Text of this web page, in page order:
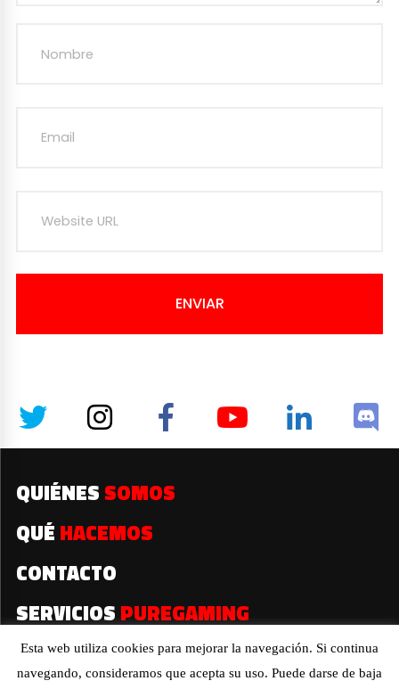
ENVIAR
QUIÉNES SOMOS
QUÉ HACEMOS
CONTACTO
SERVICIOS PUREGAMING
2019© Todos los derechos reservados
Esta web utiliza cookies para mejorar la navegación. Si continua
navegando, consideramos que acepta su uso. Puede darse de baja